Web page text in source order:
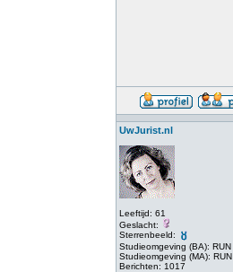
UwJurist.nl
Leeftijd: 61
Geslacht:
Sterrenbeeld:
Studieomgeving (BA): RUN
Studieomgeving (MA): RUN
Berichten: 1017